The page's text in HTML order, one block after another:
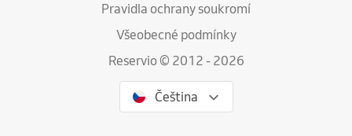
Pravidla ochrany soukromí
Všeobecné podmínky
Reservio © 2012 - 2026
Čeština